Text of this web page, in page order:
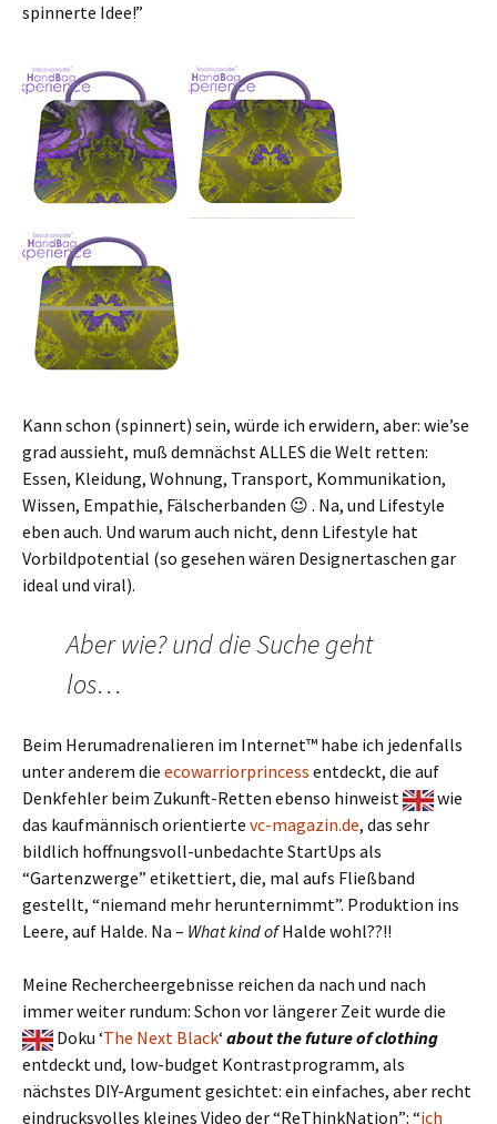
spinnerte Idee!”
Kann schon (spinnert) sein, würde ich erwidern, aber: wie’se
grad aussieht, muß demnächst ALLES die Welt retten:
Essen, Kleidung, Wohnung, Transport, Kommunikation,
Wissen, Empathie, Fälscherbanden 😉 . Na, und Lifestyle
eben auch. Und warum auch nicht, denn Lifestyle hat
Vorbildpotential (so gesehen wären Designertaschen gar
ideal und viral).
Aber wie? und die Suche geht
los…
Beim Herumadrenalieren im Internet™ habe ich jedenfalls
unter anderem die ecowarriorprincess entdeckt, die auf
Denkfehler beim Zukunft-Retten ebenso hinweist
wie
das kaufmännisch orientierte vc-magazin.de, das sehr
bildlich hoffnungsvoll-unbedachte StartUps als
“Gartenzwerge” etikettiert, die, mal aufs Fließband
gestellt, “niemand mehr herunternimmt”. Produktion ins
Leere, auf Halde. Na – What kind ofHalde wohl??!!
Meine Rechercheergebnisse reichen da nach und nach
immer weiter rundum: Schon vor längerer Zeit wurde die
Doku ‘The Next Black‘ about the future of clothing
entdeckt und, low-budget Kontrastprogramm, als
nächstes DIY-Argument gesichtet: ein einfaches, aber recht
eindrucksvolles kleines Video der “ReThinkNation”: “ich